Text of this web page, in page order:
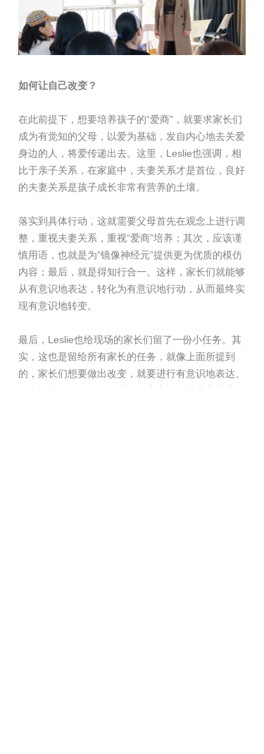
如何让自己改变？
在此前提下，想要培养孩子的“爱商”，就要求家长们
成为有觉知的父母，以爱为基础，发自内心地去关爱
身边的人，将爱传递出去。这里，Leslie也强调，相
比于亲子关系，在家庭中，夫妻关系才是首位，良好
的夫妻关系是孩子成长非常有营养的土壤。
落实到具体行动，这就需要父母首先在观念上进行调
整，重视夫妻关系，重视“爱商”培养；其次，应该谨
慎用语，也就是为“镜像神经元”提供更为优质的模仿
内容；最后，就是得知行合一。这样，家长们就能够
从有意识地表达，转化为有意识地行动，从而最终实
现有意识地转变。
最后，Leslie也给现场的家长们留了一份小任务。其
实，这也是留给所有家长的任务，就像上面所提到
的，家长们想要做出改变，就要进行有意识地表达、